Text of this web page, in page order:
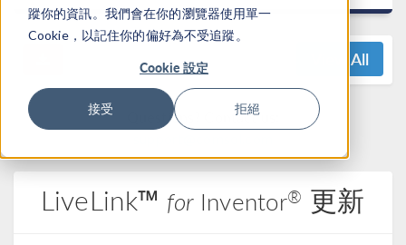
蹤你的資訊。我們會在你的瀏覽器使用單一
Cookie，以記住你的偏好為不受追蹤。
Cookie 設定
接受 拒絕
View All
Questions? Contact us:
LiveLink™ forInventor® 更新